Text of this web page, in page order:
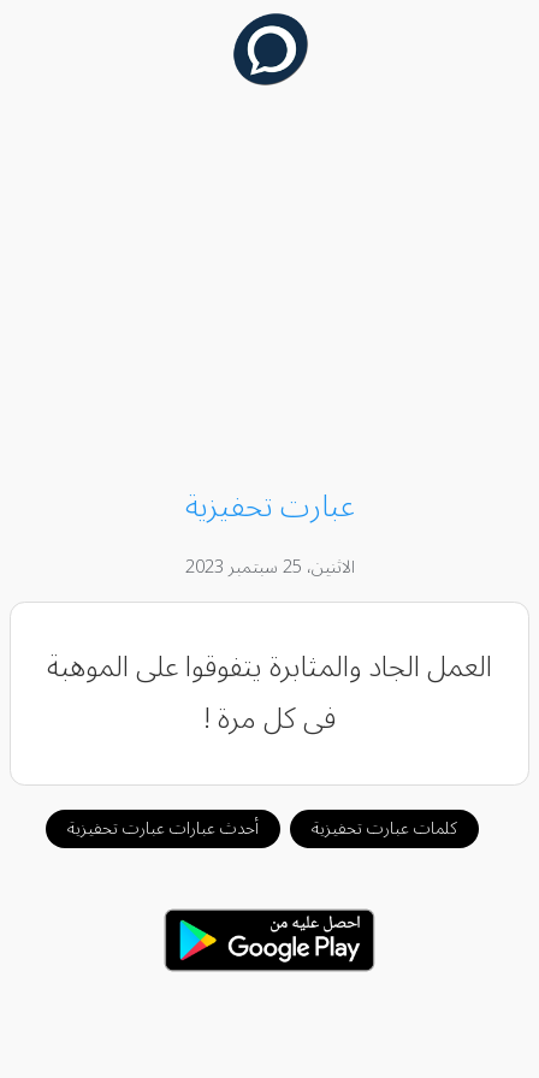
عبارت تحفيزية
الاثنين، 25 سبتمبر 2023
العمل الجاد والمثابرة يتفوقوا على الموهبة
فى كل مرة !
كلمات عبارت تحفيزية أحدث عبارات عبارت تحفيزية